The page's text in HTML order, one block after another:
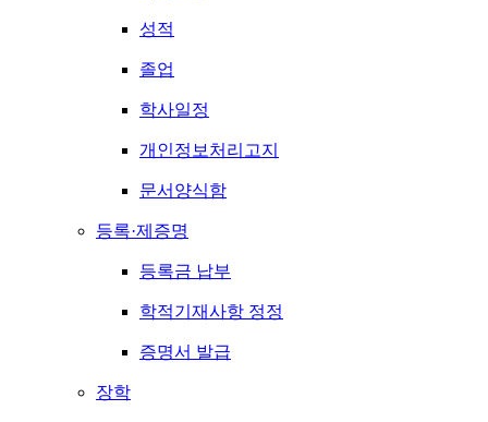
성적
졸업
학사일정
개인정보처리고지
문서양식함
등록·제증명
등록금 납부
학적기재사항 정정
증명서 발급
장학